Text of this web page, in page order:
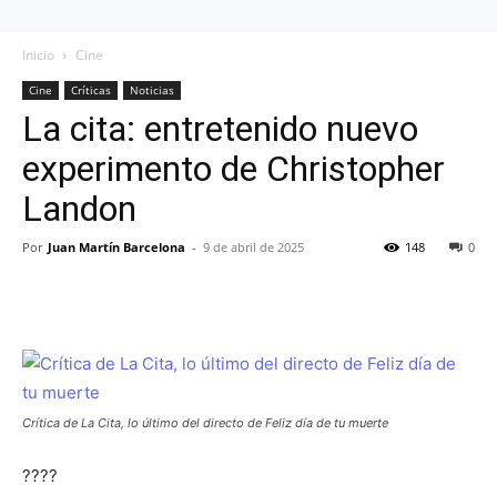
Inicio Cine
Cine Críticas Noticias
La cita: entretenido nuevo
experimento de Christopher
Landon
Por Juan Martín Barcelona - 9 de abril de 2025 0
148
Crítica de La Cita, lo último del directo de Feliz día de tu muerte
????